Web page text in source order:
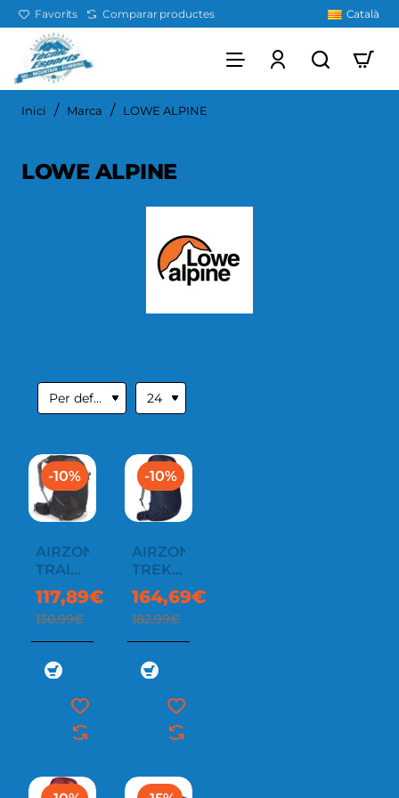
Favorits Comparar productes Català
Inici homeMarca LOWE ALPINE
LOWE ALPINE
-10%
AIRZONE
TRAIL
ND33
117,89€
130,99€
-10%
AIRZONE
TREK
45:55
164,69€
182,99€